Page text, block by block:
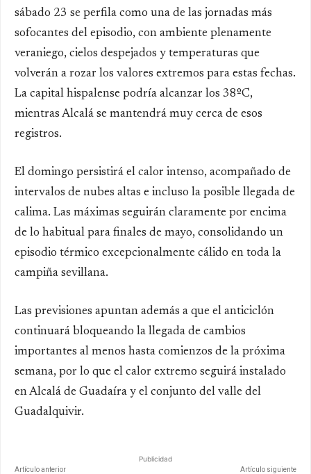
sábado 23 se perfila como una de las jornadas más
sofocantes del episodio, con ambiente plenamente
veraniego, cielos despejados y temperaturas que
volverán a rozar los valores extremos para estas fechas.
La capital hispalense podría alcanzar los 38ºC,
mientras Alcalá se mantendrá muy cerca de esos
registros.
El domingo persistirá el calor intenso, acompañado de
intervalos de nubes altas e incluso la posible llegada de
calima. Las máximas seguirán claramente por encima
de lo habitual para finales de mayo, consolidando un
episodio térmico excepcionalmente cálido en toda la
campiña sevillana.
Las previsiones apuntan además a que el anticiclón
continuará bloqueando la llegada de cambios
importantes al menos hasta comienzos de la próxima
semana, por lo que el calor extremo seguirá instalado
en Alcalá de Guadaíra y el conjunto del valle del
Guadalquivir.
Publicidad
Artículo anterior Artículo siguiente